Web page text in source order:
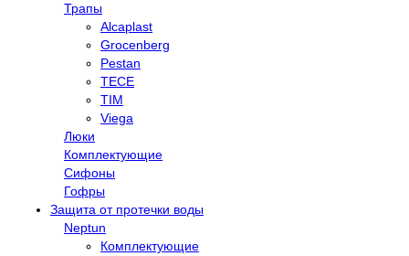
Трапы
Alcaplast
Grocenberg
Pestan
TECE
TIM
Viega
Люки
Комплектующие
Сифоны
Гофры
Защита от протечки воды
Neptun
Комплектующие